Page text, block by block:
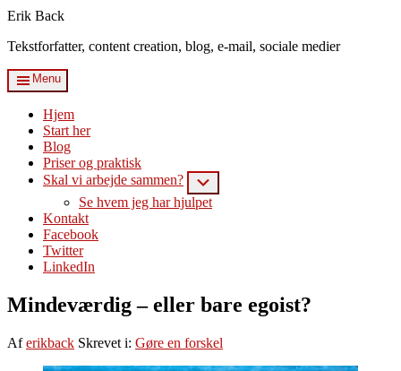
Erik Back
Tekstforfatter, content creation, blog, e-mail, sociale medier
Menu
Hjem
Start her
Blog
Priser og praktisk
Skal vi arbejde sammen?
Se hvem jeg har hjulpet
Kontakt
Facebook
Twitter
LinkedIn
Mindeværdig – eller bare egoist?
Aferikback Skrevet i: Gøre en forskel